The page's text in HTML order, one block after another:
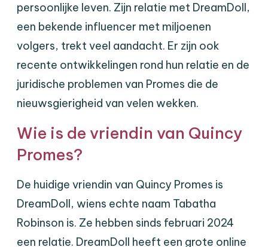
persoonlijke leven. Zijn relatie met DreamDoll,
een bekende influencer met miljoenen
volgers, trekt veel aandacht. Er zijn ook
recente ontwikkelingen rond hun relatie en de
juridische problemen van Promes die de
nieuwsgierigheid van velen wekken.
Wie is de vriendin van Quincy
Promes?
De huidige vriendin van Quincy Promes is
DreamDoll, wiens echte naam Tabatha
Robinson is. Ze hebben sinds februari 2024
een relatie. DreamDoll heeft een grote online